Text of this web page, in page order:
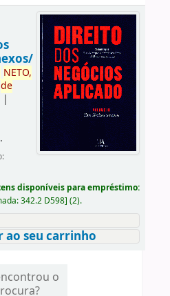
NETO,
de
|
.
disponíveis para empréstimo:
342.2 D598] (2).
ao seu carrinho
o